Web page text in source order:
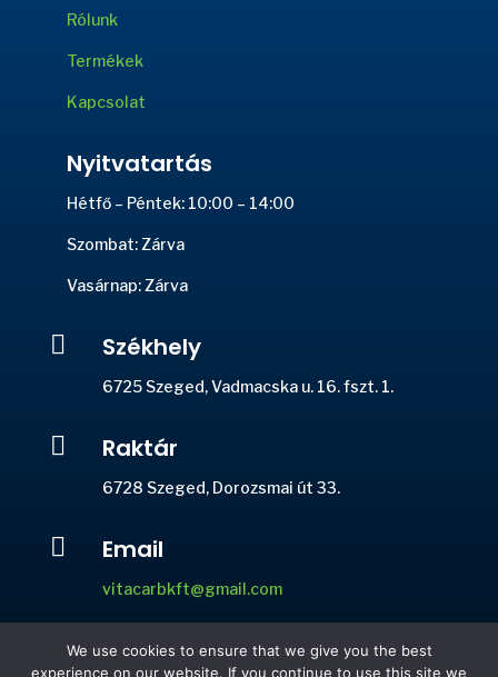
Rólunk
Termékek
Kapcsolat
Nyitvatartás
Hétfő – Péntek: 10:00 – 14:00
Szombat: Zárva
Vasárnap: Zárva
 Székhely
6725 Szeged, Vadmacska u. 16. fszt. 1.
 Raktár
6728 Szeged, Dorozsmai út 33.
 Email
vitacarbkft@gmail.com
Telefon
We use cookies to ensure that we give you the best
experience on our website. If you continue to use this site we